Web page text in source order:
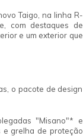
Taigo, na linha R-
com destaques de
e um exterior que
o pacote de design
"Misano"* e
e grelha de proteção